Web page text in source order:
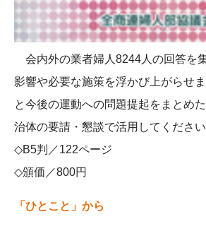
会内外の業者婦人8244人の回答を
影響や必要な施策を浮かび上がらせ
と今後の運動への問題提起をまとめ
治体の要請・懇談で活用してください
◇B5判／122ページ
◇頒価／800円
「ひとこと」から